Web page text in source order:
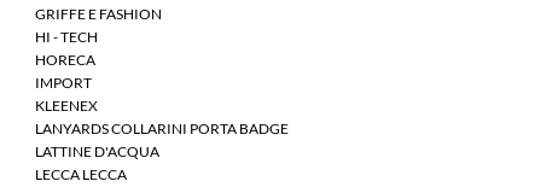
GRIFFE E FASHION
HI - TECH
HORECA
IMPORT
KLEENEX
LANYARDS COLLARINI PORTA BADGE
LATTINE D'ACQUA
LECCA LECCA